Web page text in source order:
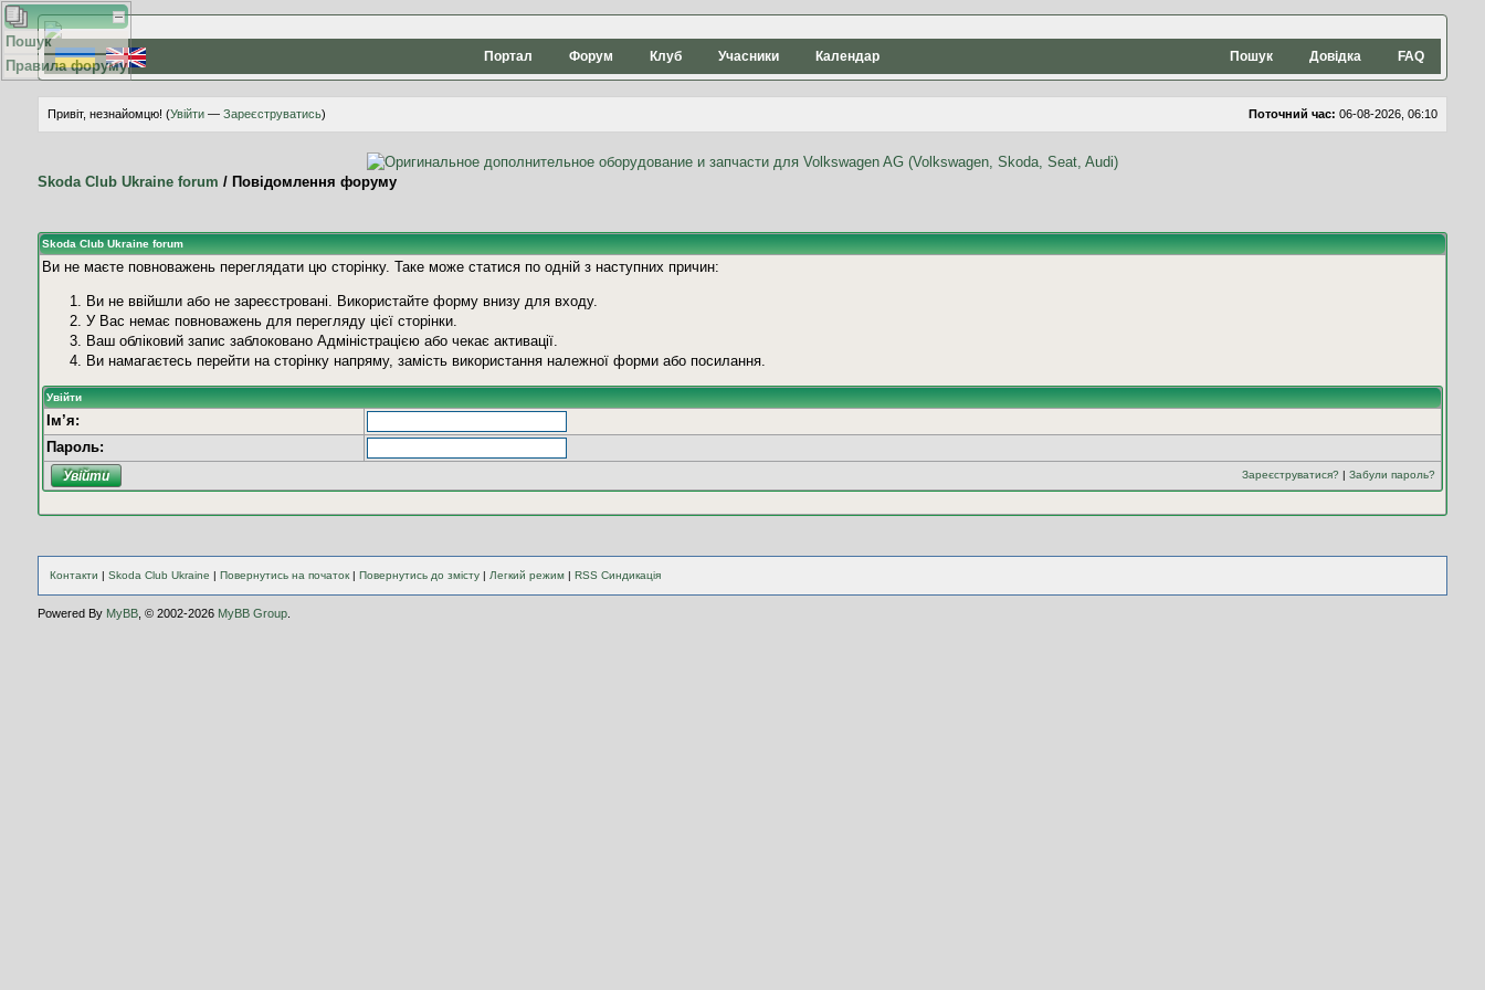
Портал Форум Клуб Учасники Календар Пошук Довідка FAQ
Поточний час: 06-08-2026, 06:10
Привіт, незнайомцю! (Увійти— Зареєструватись)
Skoda Club Ukraine forum / Повідомлення форуму
Пошук
Правила форуму
Skoda Club Ukraine forum
Ви не маєте повноважень переглядати цю сторінку. Таке може статися по одній з наступних причин:
Ви не ввійшли або не зареєстровані. Використайте форму внизу для входу.
У Вас немає повноважень для перегляду цієї сторінки.
Ваш обліковий запис заблоковано Адміністрацією або чекає активації.
Ви намагаєтесь перейти на сторінку напряму, замість використання належної форми або посилання.
Увійти
Ім’я:
Пароль:
Зареєструватися? Забули пароль?
Контакти Skoda Club Ukraine Повернутись на початок| Повернутись до змісту| Легкий режим| RSS Синдикація
Powered By MyBB, © 2002-2026 MyBB Group.